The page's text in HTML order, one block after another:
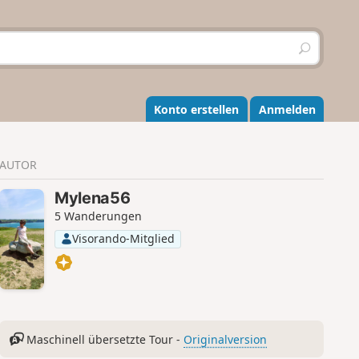
S
u
h
e
n
Konto erstellen Anmelden
AUTOR
Mylena56
5 Wanderungen
Visorando-Mitglied
Maschinell übersetzte Tour - Originalversion